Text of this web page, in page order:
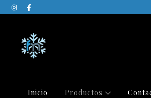
Inicio Productos